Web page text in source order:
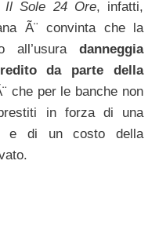
Il Sole 24 Ore, infatti,
Ã¨ convinta che la
all’usura danneggia
da parte della
che per le banche non
in forza di una
e di un costo della